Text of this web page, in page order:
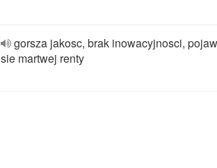
gorsza jakosc, brak inowacyjnosci,
sie martwej renty